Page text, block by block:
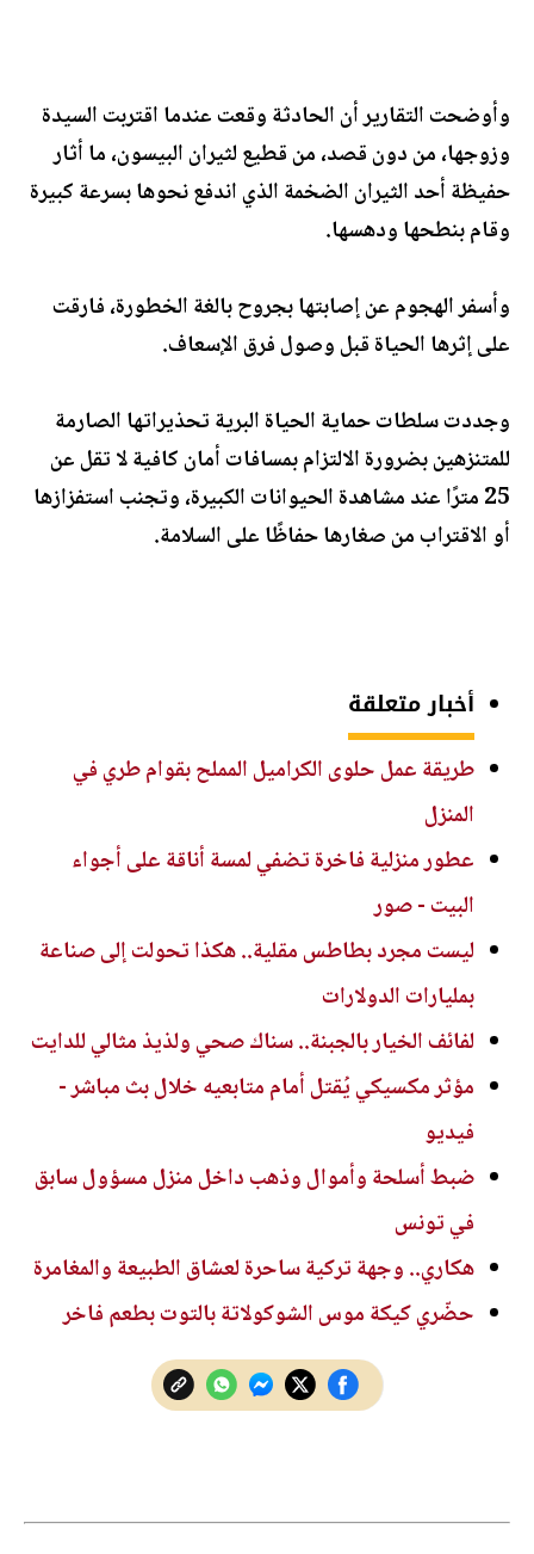
وأوضحت التقارير أن الحادثة وقعت عندما اقتربت السيدة
وزوجها، من دون قصد، من قطيع لثيران البيسون، ما أثار
حفيظة أحد الثيران الضخمة الذي اندفع نحوها بسرعة كبيرة
وقام بنطحها ودهسها.
وأسفر الهجوم عن إصابتها بجروح بالغة الخطورة، فارقت
على إثرها الحياة قبل وصول فرق الإسعاف.
وجددت سلطات حماية الحياة البرية تحذيراتها الصارمة
للمتنزهين بضرورة الالتزام بمسافات أمان كافية لا تقل عن
25 مترًا عند مشاهدة الحيوانات الكبيرة، وتجنب استفزازها
أو الاقتراب من صغارها حفاظًا على السلامة.
أخبار متعلقة
طريقة عمل حلوى الكراميل المملح بقوام طري في
المنزل
عطور منزلية فاخرة تضفي لمسة أناقة على أجواء
البيت - صور
ليست مجرد بطاطس مقلية.. هكذا تحولت إلى صناعة
بمليارات الدولارات
لفائف الخيار بالجبنة.. سناك صحي ولذيذ مثالي للدايت
مؤثر مكسيكي يُقتل أمام متابعيه خلال بث مباشر -
فيديو
ضبط أسلحة وأموال وذهب داخل منزل مسؤول سابق
في تونس
هكاري.. وجهة تركية ساحرة لعشاق الطبيعة والمغامرة
حضّري كيكة موس الشوكولاتة بالتوت بطعم فاخر